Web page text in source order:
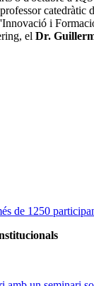
i
el Dr.
de 1250